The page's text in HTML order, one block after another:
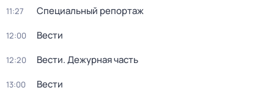
11:27 Специальный репортаж
12:00 Вести
12:20 Вести. Дежурная часть
13:00 Вести